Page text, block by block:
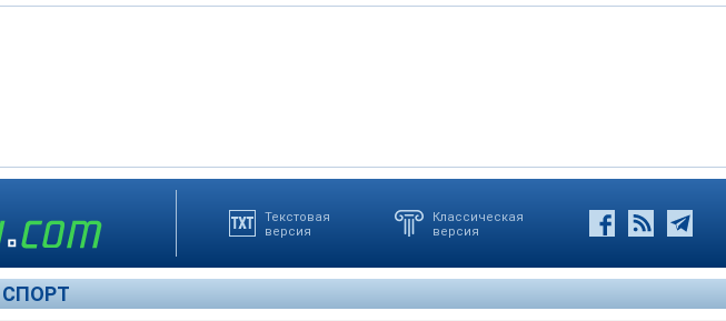
Текстовая
версия
Классическая
версия
СПОРТ
Бывший тренер молодежного состава московского "Спартака" Владимир Бесчастных
стал помощником главного тренера "Торпедо" Валерия Карпина
Global Look Press